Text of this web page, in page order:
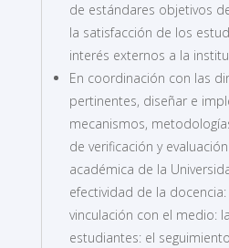
de estándares objetivos
la satisfacción de los
interés externos a la
En coordinación con las
pertinentes, diseñar e
mecanismos,
de verificación y
académica de la
efectividad de la
vinculación con el medio:
estudiantes: el